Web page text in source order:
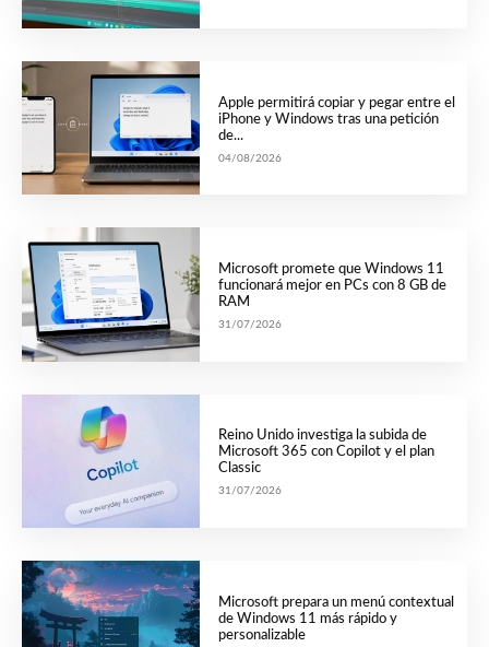
Apple permitirá copiar y pegar entre el
iPhone y Windows tras una petición
de...
04/08/2026
Microsoft promete que Windows 11
funcionará mejor en PCs con 8 GB de
RAM
31/07/2026
Reino Unido investiga la subida de
Microsoft 365 con Copilot y el plan
Classic
31/07/2026
Microsoft prepara un menú contextual
de Windows 11 más rápido y
personalizable